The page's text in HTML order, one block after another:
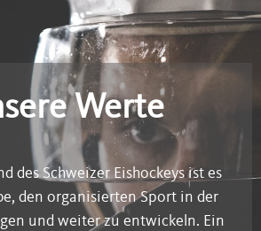
Werte
des Schweizer Eishockeys ist es
den organisierten Sport in der
und weiter zu entwickeln. Ein